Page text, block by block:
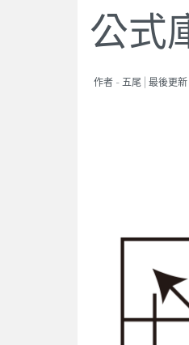
公式
作者 - 五尾 | 最後更新